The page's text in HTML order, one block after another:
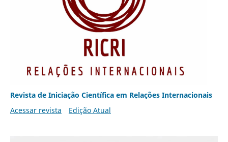
Revista de Iniciação Científica em Relações Internacionais
Acessar revista
Edição Atual